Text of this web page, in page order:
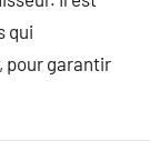
qui
pour garantir